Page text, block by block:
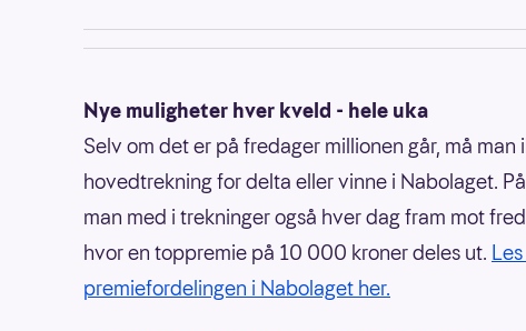
Nye muligheter hver kveld - hele uka
Selv om det er på fredager millionen går, må man
hovedtrekning for delta eller vinne i Nabolaget.
man med i trekninger også hver dag fram mot
hvor en toppremie på 10 000 kroner deles ut.
premiefordelingen i Nabolaget her.